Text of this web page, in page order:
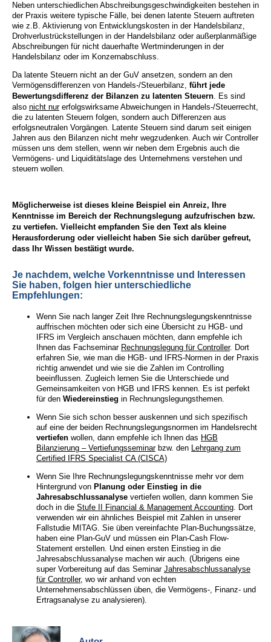
Neben unterschiedlichen Abschreibungsgeschwindigkeiten bestehen in
der Praxis weitere typische Fälle, bei denen latente Steuern auftreten
wie z.B. Aktivierung von Entwicklungskosten in der Handelsbilanz,
Drohverlustrückstellungen in der Handelsbilanz oder außerplanmäßige
Abschreibungen für nicht dauerhafte Wertminderungen in der
Handelsbilanz oder im Konzernabschluss.
Da latente Steuern nicht an der GuV ansetzen, sondern an den
Vermögensdifferenzen von Handels-/Steuerbilanz, führt jede
Bewertungsdifferenz der Bilanzen zu latenten Steuern. Es sind
also nicht nurerfolgswirksame Abweichungen in Handels-/Steuerrecht,
die zu latenten Steuern folgen, sondern auch Differenzen aus
erfolgsneutralen Vorgängen. Latente Steuern sind darum seit einigen
Jahren aus den Bilanzen nicht mehr wegzudenken. Auch wir Controller
müssen uns dem stellen, wenn wir neben dem Ergebnis auch die
Vermögens- und Liquiditätslage des Unternehmens verstehen und
steuern wollen.
Möglicherweise ist dieses kleine Beispiel ein Anreiz, Ihre
Kenntnisse im Bereich der Rechnungslegung aufzufrischen bzw.
zu vertiefen. Vielleicht empfanden Sie den Text als kleine
Herausforderung oder vielleicht haben Sie sich darüber gefreut,
dass Ihr Wissen bestätigt wurde.
Je nachdem, welche Vorkenntnisse und Interessen
Sie haben, folgen hier unterschiedliche
Empfehlungen:
Wenn Sie nach langer Zeit Ihre Rechnungslegungskenntnisse
auffrischen möchten oder sich eine Übersicht zu HGB- und
IFRS im Vergleich anschauen möchten, dann empfehle ich
Ihnen das Fachseminar Rechnungslegung für Controller. Dort
erfahren Sie, wie man die HGB- und IFRS-Normen in der Praxis
richtig anwendet und wie sie die Zahlen im Controlling
beeinflussen. Zugleich lernen Sie die Unterschiede und
Gemeinsamkeiten von HGB und IFRS kennen. Es ist perfekt
für den Wiedereinstieg in Rechnungslegungsthemen.
Wenn Sie sich schon besser auskennen und sich spezifisch
auf eine der beiden Rechnungslegungsnormen im Handelsrecht
vertiefen wollen, dann empfehle ich Ihnen das HGB
Bilanzierung – Vertiefungsseminarbzw. den Lehrgang zum
Certified IFRS Specialist CA (CISCA)
Wenn Sie Ihre Rechnungslegungskenntnisse mehr vor dem
Hintergrund von Planung oder Einstieg in die
Jahresabschlussanalyse vertiefen wollen, dann kommen Sie
doch in die Stufe II Financial & Management Accounting. Dort
verwenden wir ein ähnliches Beispiel mit Zahlen in unserer
Fallstudie MITAG. Sie üben vereinfachte Plan-Buchungssätze,
haben eine Plan-GuV und müssen ein Plan-Cash Flow-
Statement erstellen. Und einen ersten Einstieg in die
Jahresabschlussanalyse machen wir auch. (Übrigens eine
super Vorbereitung auf das Seminar Jahresabschlussanalyse
für Controller, wo wir anhand von echten
Unternehmensabschlüssen üben, die Vermögens-, Finanz- und
Ertragsanalyse zu analysieren).